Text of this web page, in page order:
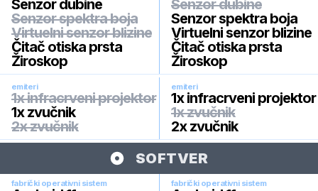
Senzor dubine
Senzor spektra boja
Virtuelni senzor blizine
Čitač otiska prsta
Žiroskop
Senzor dubine
Senzor spektra boja
Virtuelni senzor blizine
Čitač otiska prsta
Žiroskop
emiteri
1x infracrveni projektor
1x zvučnik
2x zvučnik
emiteri
1x infracrveni projektor
1x zvučnik
2x zvučnik
SOFTVER
fabrički operativni sistem fabrički operativni sistem